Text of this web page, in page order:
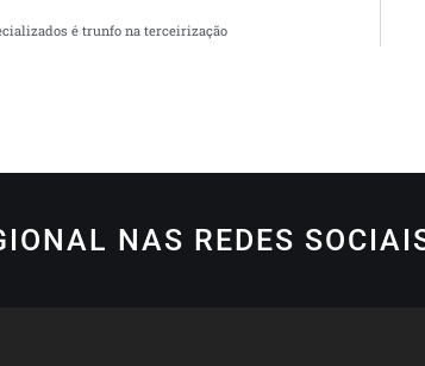
é trunfo na terceirização
NAS REDES